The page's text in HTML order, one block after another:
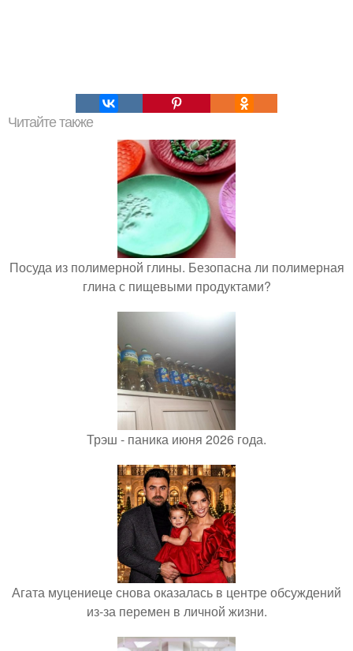
Читайте также
Посуда из полимерной глины. Безопасна ли полимерная
глина с пищевыми продуктами?
Трэш - паника июня 2026 года.
Агата муцениеце снова оказалась в центре обсуждений
из-за перемен в личной жизни.